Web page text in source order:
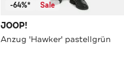
-64%* Sale
JOOP!
Anzug 'Hawker' pastellgrün